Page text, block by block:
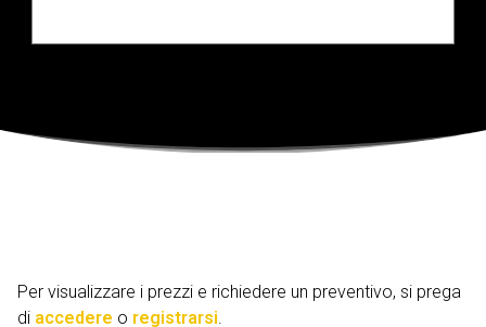
Per visualizzare i prezzi e richiedere un preventivo, si prega
di accedere o registrarsi